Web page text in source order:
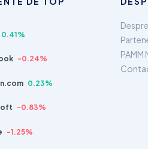
0.41%
-0.24%
0.23%
-0.83%
-1.25%
PAMM